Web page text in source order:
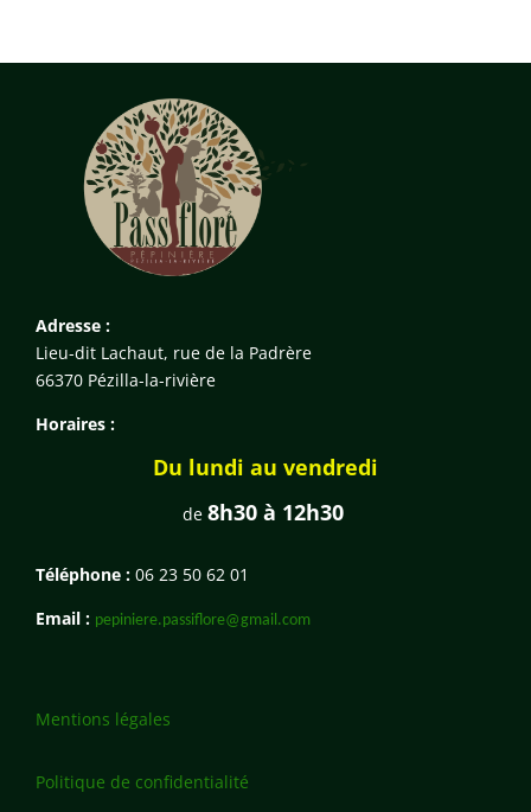
Adresse :
Lieu-dit Lachaut, rue de la Padrère
66370 Pézilla-la-rivière
Horaires :
Du lundi au vendredi
de 8h30 à 12h30
Téléphone : 06 23 50 62 01
Email : pepiniere.passiflore@gmail.com
Mentions légales
Politique de confidentialité